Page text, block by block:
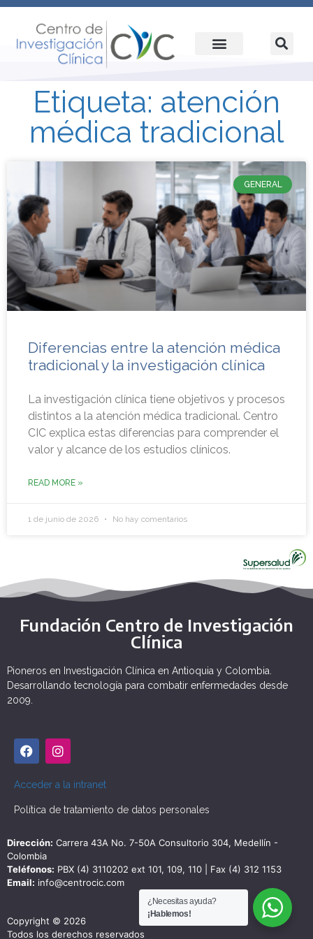
Etiqueta: atención
médica tradicional
GENERAL
Diferencias entre la atención médica
tradicional y la investigación clínica
La investigación clínica tiene objetivos y procesos
distintos a la atención médica tradicional. Centro
CIC explica estas diferencias para comprender el
valor y alcance de los estudios clínicos.
READ MORE »
1 de junio de 2026 No hay comentarios
Fundación Centro de Investigación
Clínica
Pioneros en Investigación Clínica en Antioquia y Colombia.
Desarrollando tecnología para combatir enfermedades desde
2009.
Acceder a la intranet
Política de tratamiento de datos personales
Dirección: Carrera 43A No. 7-50A Consultorio 304, Medellín -
Colombia
Teléfonos: PBX (4) 3110202 ext 101, 109, 110 | Fax (4) 312 1153
Email: info@centrocic.com
Copyright © 2026
Todos los derechos reservados
¿Necesitas ayuda?
¡Hablemos!